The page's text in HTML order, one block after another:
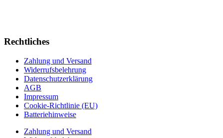
Rechtliches
Zahlung und Versand
Widerrufsbelehrung
Datenschutzerklärung
AGB
Impressum
Cookie-Richtlinie (EU)
Batteriehinweise
Zahlung und Versand